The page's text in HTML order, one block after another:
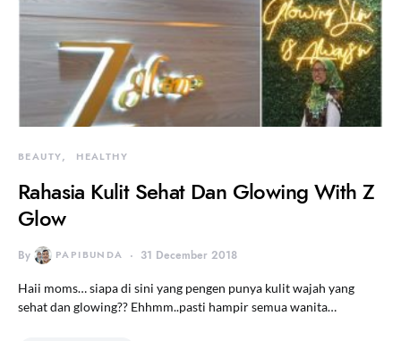
BEAUTY HEALTHY
Rahasia Kulit Sehat Dan Glowing With Z
Glow
By PAPIBUNDA 31 December 2018
Haii moms… siapa di sini yang pengen punya kulit wajah yang
sehat dan glowing?? Ehhmm..pasti hampir semua wanita…